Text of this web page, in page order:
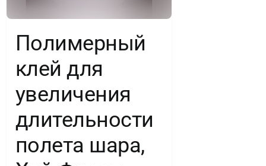
Полимерный
клей для
увеличения
длительности
полета шара,